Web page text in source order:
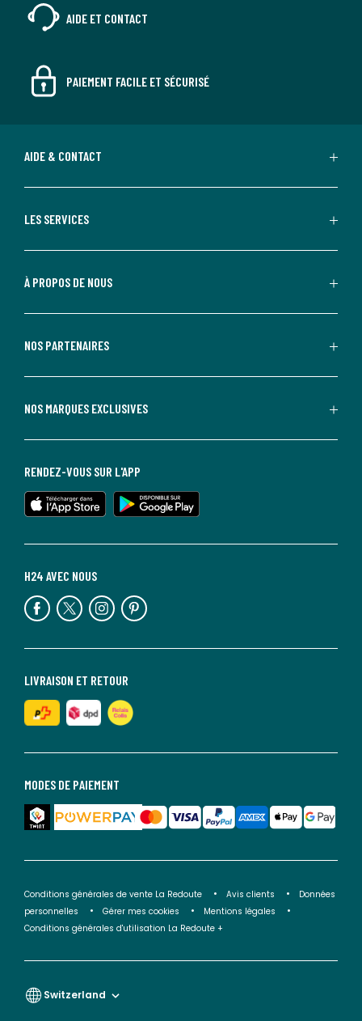
AIDE ET CONTACT
PAIEMENT FACILE ET SÉCURISÉ
AIDE & CONTACT
LES SERVICES
À PROPOS DE NOUS
NOS PARTENAIRES
NOS MARQUES EXCLUSIVES
MODES DE PAIEMENT
LIVRAISON ET RETOUR
H24 AVEC NOUS
RENDEZ-VOUS SUR L'APP
Conditions générales de vente La Redoute Avis clients
Données
personnelles
Gérer mes cookies
Mentions légales
Conditions générales d'utilisation La Redoute +
Switzerland